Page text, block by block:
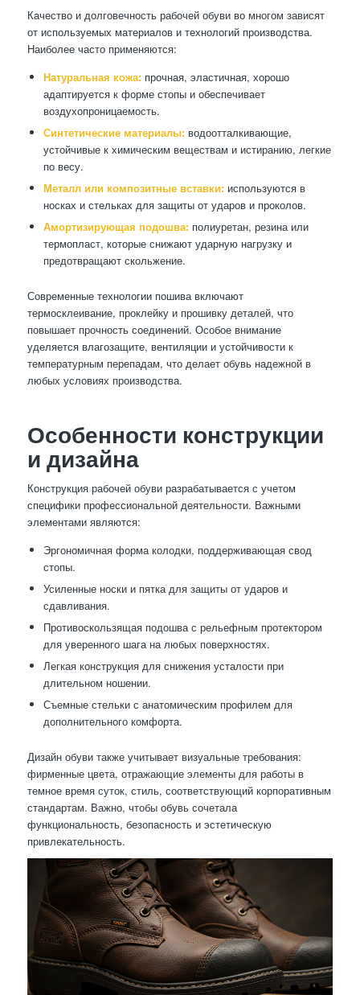
Качество и долговечность рабочей обуви во многом зависят
от используемых материалов и технологий производства.
Наиболее часто применяются:
Натуральная кожа:прочная, эластичная, хорошо
адаптируется к форме стопы и обеспечивает
воздухопроницаемость.
Синтетические материалы:водоотталкивающие,
устойчивые к химическим веществам и истиранию, легкие
по весу.
Металл или композитные вставки:используются в
носках и стельках для защиты от ударов и проколов.
Амортизирующая подошва:полиуретан, резина или
термопласт, которые снижают ударную нагрузку и
предотвращают скольжение.
Современные технологии пошива включают
термосклеивание, проклейку и прошивку деталей, что
повышает прочность соединений. Особое внимание
уделяется влагозащите, вентиляции и устойчивости к
температурным перепадам, что делает обувь надежной в
любых условиях производства.
Особенности конструкции
и дизайна
Конструкция рабочей обуви разрабатывается с учетом
специфики профессиональной деятельности. Важными
элементами являются:
Эргономичная форма колодки, поддерживающая свод
стопы.
Усиленные носки и пятка для защиты от ударов и
сдавливания.
Противоскользящая подошва с рельефным протектором
для уверенного шага на любых поверхностях.
Легкая конструкция для снижения усталости при
длительном ношении.
Съемные стельки с анатомическим профилем для
дополнительного комфорта.
Дизайн обуви также учитывает визуальные требования:
фирменные цвета, отражающие элементы для работы в
темное время суток, стиль, соответствующий корпоративным
стандартам. Важно, чтобы обувь сочетала
функциональность, безопасность и эстетическую
привлекательность.